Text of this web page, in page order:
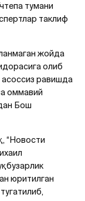
тумани
таклиф
жойда
олиб
асоссиз равишда
оммавий
Бош
“Новости
юритилган